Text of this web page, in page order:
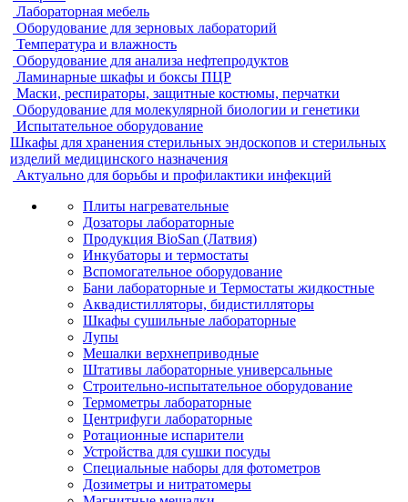
Лабораторная мебель
Оборудование для зерновых лабораторий
Температура и влажность
Оборудование для анализа нефтепродуктов
Ламинарные шкафы и боксы ПЦР
Маски, респираторы, защитные костюмы, перчатки
Оборудование для молекулярной биологии и генетики
Испытательное оборудование
Шкафы для хранения стерильных эндоскопов и стерильных
изделий медицинского назначения
Актуально для борьбы и профилактики инфекций
Плиты нагревательные
Дозаторы лабораторные
Продукция BioSan (Латвия)
Инкубаторы и термостаты
Вспомогательное оборудование
Бани лабораторные и Термостаты жидкостные
Аквадистилляторы, бидистилляторы
Шкафы сушильные лабораторные
Лупы
Мешалки верхнеприводные
Штативы лабораторные универсальные
Строительно-испытательное оборудование
Термометры лабораторные
Центрифуги лабораторные
Ротационные испарители
Устройства для сушки посуды
Специальные наборы для фотометров
Дозиметры и нитратомеры